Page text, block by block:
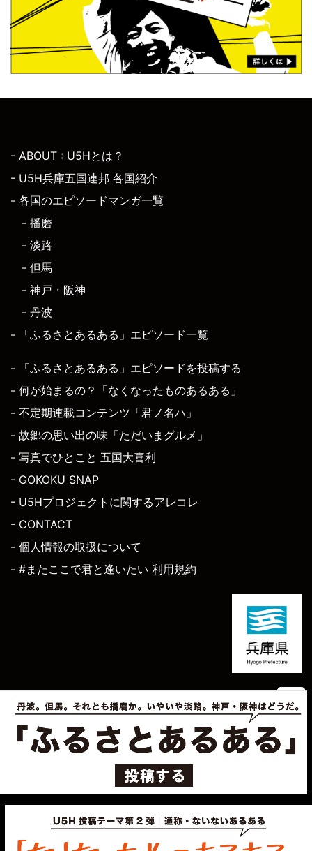
- ABOUT : U5Hとは？
- U5H兵庫五国連邦 各国紹介
- 各国のエピソードマンガ一覧
- 播磨
- 淡路
- 但馬
- 神戸・阪神
- 丹波
- 「ふるさとあるある」エピソード一覧
- 「ふるさとあるある」エピソードを投稿する
- 何が始まるの？「なくなったものあるある」
- 不定期連載コンテンツ「君ノ名ハ」
- 故郷の思い出の味「ただいまグルメ」
- 写真でひとこと 五国大喜利
- GOKOKU SNAP
- U5Hプロジェクトに関するアレコレ
- CONTACT
- 個人情報の取扱について
- #またここで君と逢いたい 利用規約